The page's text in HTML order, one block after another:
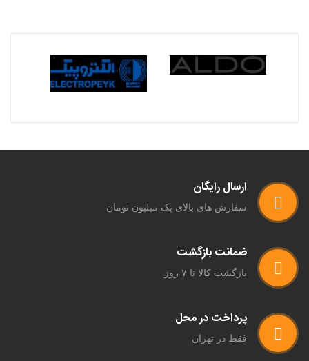
ارسال رایگان
سفارش های بالای یک میلیون تومان
ضمانت بازگشت
بازگشت کالا تا ۷ روز
پرداخت در محل
فقط در تهران